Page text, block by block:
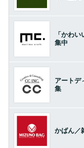
「かわ
集中
アートデ
集
かばん／